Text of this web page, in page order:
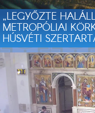
„LEGYŐZTE
METROPÓLIAI
HÚSVÉTI